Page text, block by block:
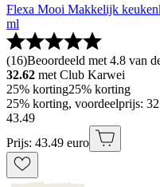
Flexa Mooi Makkelijk
ml
(16)Beoordeeld met 4.8 van
32.62 met Club Karwei
25% korting25% korting
25% korting, voordeelprijs:
43.49
Prijs: 43.49 euro